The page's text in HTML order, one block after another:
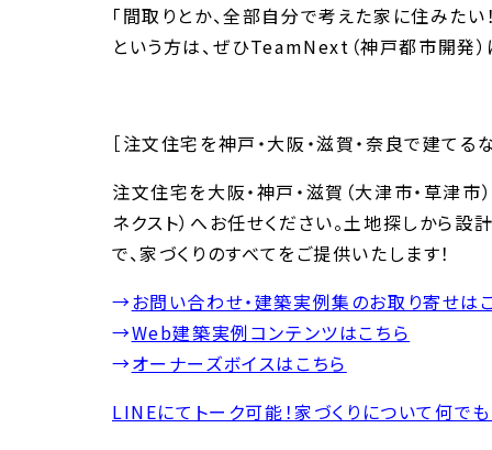
「間取りとか、全部自分で考えた家に住みたい
という方は、ぜひTeamNext（神戸都市開発）
［注文住宅を神戸・大阪・滋賀・奈良で建て
注文住宅を大阪・神戸・滋賀（大津市・草津
ネクスト）へお任せください。土地探しから設
で、家づくりのすべてをご提供いたします！
→お問い合わせ・建築実例集のお取り寄せは
→Web建築実例コンテンツはこちら
→オーナーズボイスはこちら
LINEにてトーク可能！家づくりについて何で